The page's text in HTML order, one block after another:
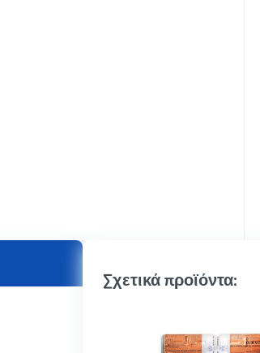
Σχετικά προϊόντα: